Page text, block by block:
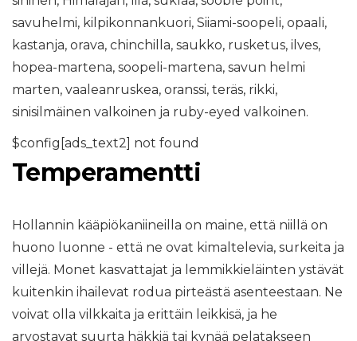
savuhelmi, kilpikonnankuori, Siiami-soopeli, opaali,
kastanja, orava, chinchilla, saukko, rusketus, ilves,
hopea-martena, soopeli-martena, savun helmi
marten, vaaleanruskea, oranssi, teräs, rikki,
sinisilmäinen valkoinen ja ruby-eyed valkoinen.
$config[ads_text2] not found
Temperamentti
Hollannin kääpiökaniineilla on maine, että niillä on
huono luonne - että ne ovat kimaltelevia, surkeita ja
villejä. Monet kasvattajat ja lemmikkieläinten ystävät
kuitenkin ihailevat rodua pirteästä asenteestaan. Ne
voivat olla vilkkaita ja erittäin leikkisä, ja he
arvostavat suurta häkkiä tai kynää pelatakseen